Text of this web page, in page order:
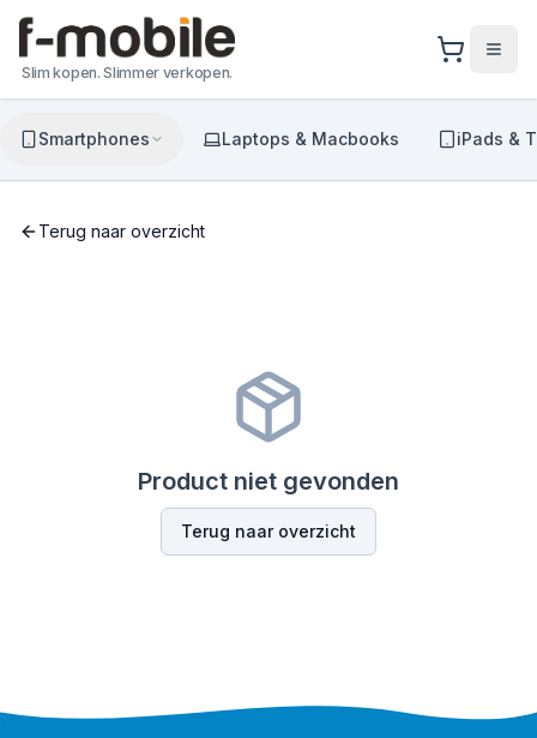
Slim kopen. Slimmer verkopen.
Smartphones Laptops & Macbooks iPads &
Terug naar overzicht
Product niet gevonden
Terug naar overzicht